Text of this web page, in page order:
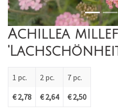
Achillea
1 pc.
€ 2,78
2 pc.
€ 2,64
7 pc.
€ 2,50